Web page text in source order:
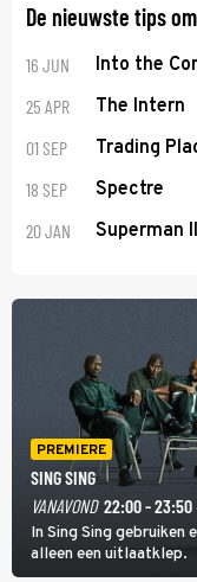
De nieuwste tips
16 JUN Into the
25 APR The Intern
01 SEP Trading
18 SEP Spectre
20 JAN Superman II
PREMIERE
SING SING
VANAVOND 22:00 - 23:50
In Sing Sing gebruiken
alleen een uitlaatklep.